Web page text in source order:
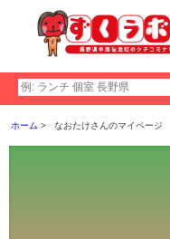
ホーム なおたけさんのマイページ